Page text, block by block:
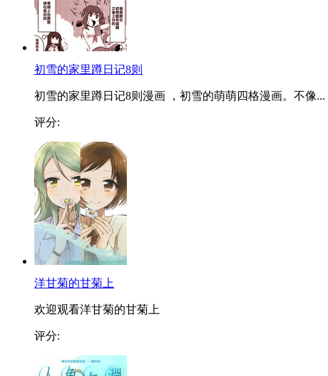
初雪的家里蹲日记8则
初雪的家里蹲日记8则漫画 ，初雪的萌萌四格漫画。不像...
评分:
洋甘菊的甘菊上
欢迎观看洋甘菊的甘菊上
评分: